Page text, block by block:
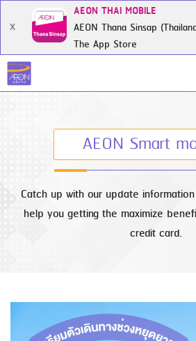
X
AEON THAI MOBILE
AEON Thana Sinsap
The App Store
AEON Smart
Catch up with our update
help you getting the maximize
credit card.